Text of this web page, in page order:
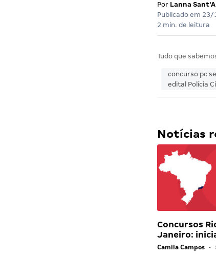
Por Lanna
Publicado em 23/
2 min. de leitura
Tudo que
concurso pc se
edital Polícia
Notícias
Concursos
Janeiro:
Camila Campos •